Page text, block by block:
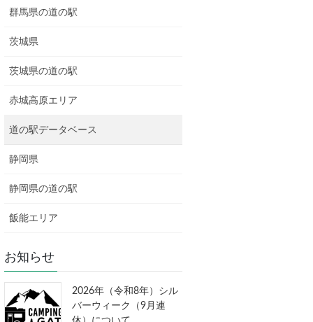
群馬県の道の駅
茨城県
茨城県の道の駅
赤城高原エリア
道の駅データベース
静岡県
静岡県の道の駅
飯能エリア
お知らせ
2026年（令和8年）シル
バーウィーク（9月連